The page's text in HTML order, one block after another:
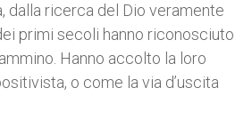
dalla ricerca del Dio veramente
primi secoli hanno riconosciuto
Hanno accolto la loro
o come la via d’uscita